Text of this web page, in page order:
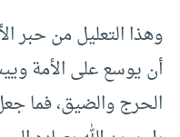
وهذا التعليل من حبر
أن يوسع على الأمة
الحرج والضيق، فما